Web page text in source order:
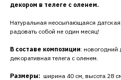
декором в телеге с оленем.
Натуральная неосыпающаяся датская
радовать собой не один месяц!
В составе композиции: новогодний
декоративная телега с оленем.
Размеры: ширина 40 см, высота 28